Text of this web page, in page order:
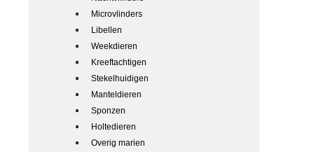
Microvlinders
Libellen
Weekdieren
Kreeftachtigen
Stekelhuidigen
Manteldieren
Sponzen
Holtedieren
Overig marien